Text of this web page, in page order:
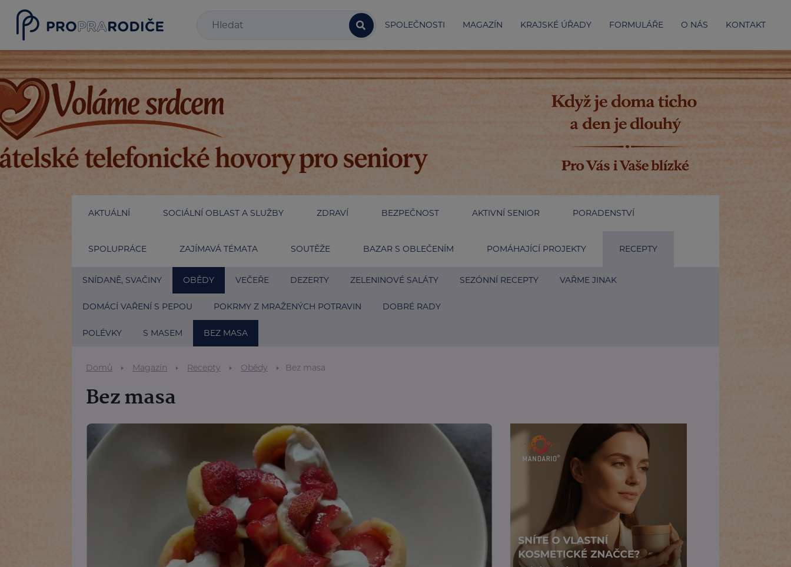
SPOLEČNOSTI MAGAZÍN KRAJSKÉ ÚŘADY FORMULÁŘE O NÁS KONTAKT
AKTUÁLNÍ SOCIÁLNÍ OBLAST A SLUŽBY ZDRAVÍ BEZPEČNOST AKTIVNÍ SENIOR PORADENSTVÍ
SPOLUPRÁCE ZAJÍMAVÁ TÉMATA SOUTĚŽE BAZAR S OBLEČENÍM POMÁHAJÍCÍ PROJEKTY RECEPTY
SNÍDANĚ, SVAČINY OBĚDY VEČEŘE DEZERTY ZELENINOVÉ SALÁTY SEZÓNNÍ RECEPTY VAŘME JINAK
DOMÁCÍ VAŘENÍ S PEPOU POKRMY Z MRAŽENÝCH POTRAVIN DOBRÉ RADY
POLÉVKY S MASEM BEZ MASA
Domů Magazín Recepty Obědy Bez masa
Bez masa